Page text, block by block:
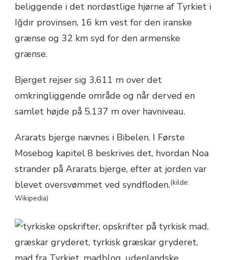
beliggende i det nordøstlige hjørne af Tyrkiet i
Iğdır provinsen, 16 km vest for den iranske
grænse og 32 km syd for den armenske
grænse.
Bjerget rejser sig 3,611 m over det
omkringliggende område og når derved en
samlet højde på 5.137 m over havniveau.
Ararats bjerge nævnes i Bibelen. I Første
Mosebog kapitel 8 beskrives det, hvordan Noa
strander på Ararats bjerge, efter at jorden var
blevet oversvømmet ved syndfloden.(kilde:
Wikipedia)